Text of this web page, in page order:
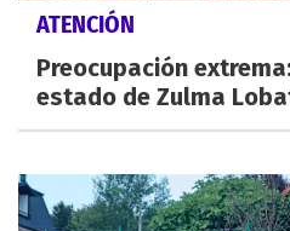
ATENCIÓN
Preocupación
estado de Zulma